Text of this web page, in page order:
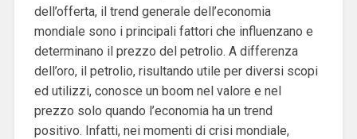
dell’offerta, il trend generale dell’economia
mondiale sono i principali fattori che influenzano e
determinano il prezzo del petrolio. A differenza
dell’oro, il petrolio, risultando utile per diversi scopi
ed utilizzi, conosce un boom nel valore e nel
prezzo solo quando l’economia ha un trend
positivo. Infatti, nei momenti di crisi mondiale,